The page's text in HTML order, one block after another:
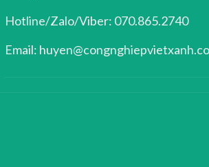
Hotline/Zalo/Viber: 070.865.2740
Email: